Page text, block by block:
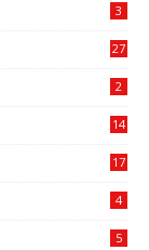
3
27
2
14
17
4
5